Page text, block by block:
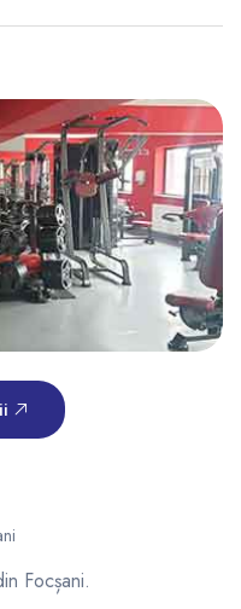
Focșani.